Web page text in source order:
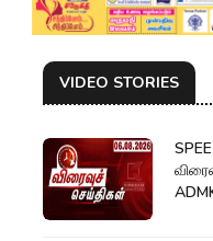
VIDEO STORIES